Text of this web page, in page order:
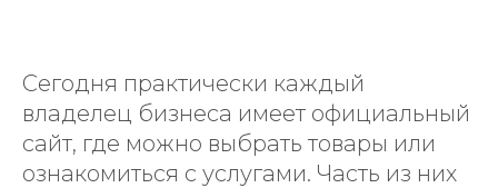
Сегодня практически каждый
владелец бизнеса имеет официальный
сайт, где можно выбрать товары или
ознакомиться с услугами. Часть из них